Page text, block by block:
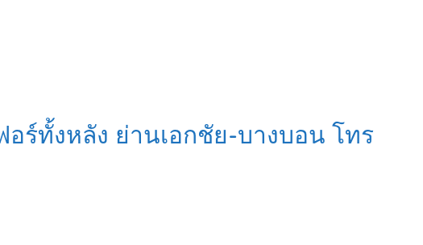
ทั้งหลัง ย่านเอกชัย-บางบอน โทร